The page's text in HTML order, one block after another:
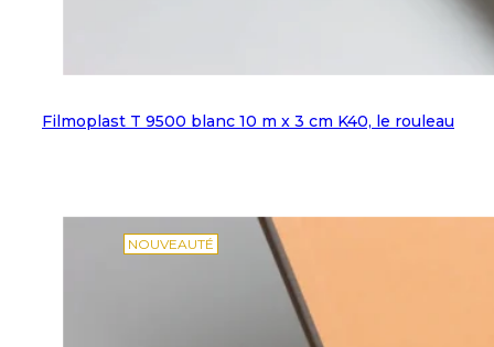
Filmoplast T 9500 blanc 10 m x 3 cm K40, le rouleau
NOUVEAUTÉ